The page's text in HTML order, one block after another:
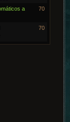
a
70
70